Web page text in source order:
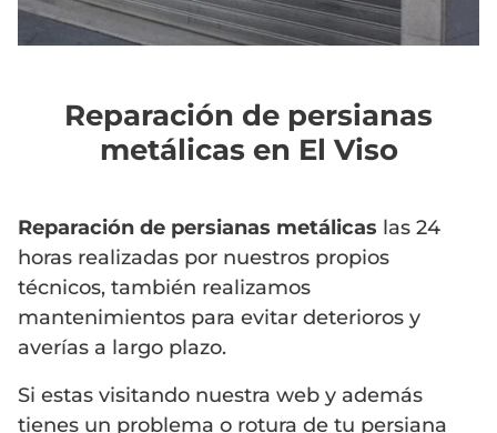
Reparación de persianas
metálicas en El Viso
Reparación de persianas metálicas las 24
horas realizadas por nuestros propios
técnicos, también realizamos
mantenimientos para evitar deterioros y
averías a largo plazo.
Si estas visitando nuestra web y además
tienes un problema o rotura de tu persiana